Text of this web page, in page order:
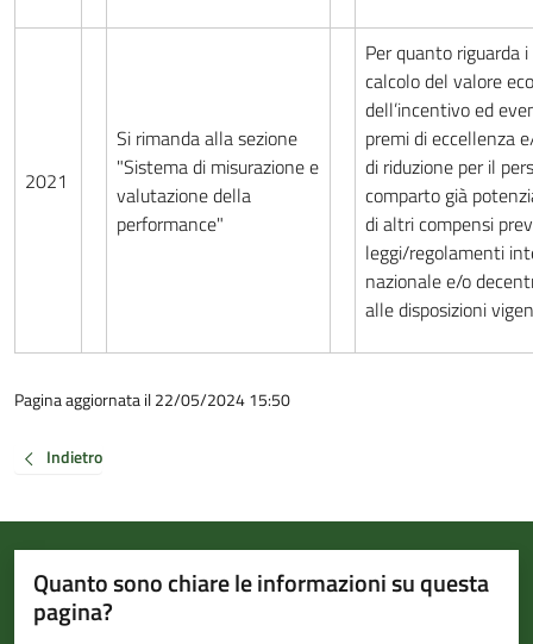
2021
Si rimanda alla sezione
"Sistema di misurazione e
valutazione della
performance"
Per quanto riguarda
calcolo del valore
dell’incentivo ed
premi di eccellenza
di riduzione per il
comparto già
di altri compensi
leggi/regolamenti
nazionale e/o
alle disposizioni
Pagina aggiornata il 22/05/2024 15:50
Indietro
Quanto sono chiare le informazioni su questa
pagina?